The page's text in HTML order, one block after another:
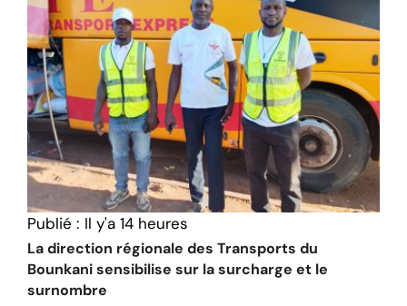
Publié : Il y'a 14 heures
La direction régionale des Transports du
Bounkani sensibilise sur la surcharge et le
surnombre